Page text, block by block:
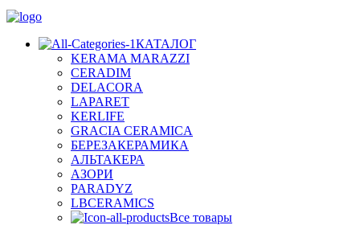
КАТАЛОГ
KERAMA MARAZZI
CERADIM
DELACORA
LAPARET
KERLIFE
GRACIA CERAMICA
БЕРЕЗАКЕРАМИКА
АЛЬТАКЕРА
АЗОРИ
PARADYZ
LBCERAMICS
Все товары